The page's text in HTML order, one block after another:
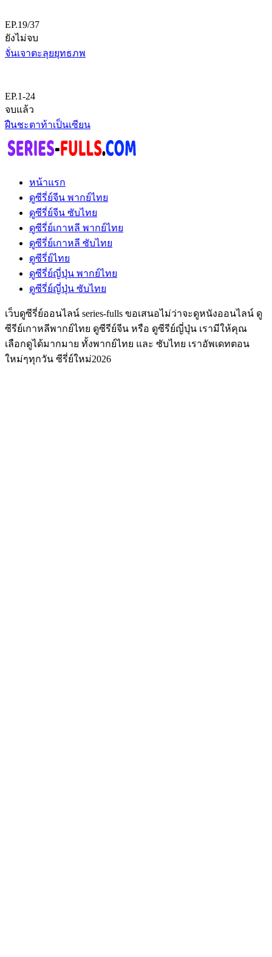
EP.19/37
ยังไม่จบ
จั่นเจาตะลุยยุทธภพ
EP.1-24
จบแล้ว
ฝืนชะตาท้าเป็นเซียน
หน้าแรก
ดูซีรี่ย์จีน พากย์ไทย
ดูซีรี่ย์จีน ซับไทย
ดูซีรี่ย์เกาหลี พากย์ไทย
ดูซีรี่ย์เกาหลี ซับไทย
ดูซีรี่ย์ไทย
ดูซีรี่ย์ญี่ปุ่น พากย์ไทย
ดูซีรี่ย์ญี่ปุ่น ซับไทย
เว็บดูซีรี่ย์ออนไลน์ series-fulls ขอเสนอไม่ว่าจะดูหนังออนไลน์ ดู
ซีรีย์เกาหลีพากย์ไทย ดูซีรีย์จีน หรือ ดูซีรีย์ญี่ปุ่น เรามีให้คุณ
เลือกดูได้มากมาย ทั้งพากย์ไทย และ ซับไทย เราอัพเดทตอน
ใหม่ๆทุกวัน ซีรี่ย์ใหม่2026